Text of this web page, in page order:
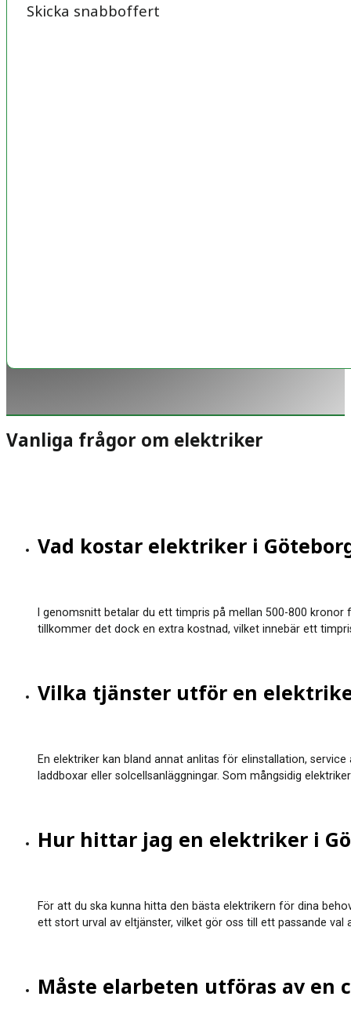
Skicka snabboffert
Vanliga frågor om elektriker
Vad kostar elektriker i
I genomsnitt betalar du ett timpris på mellan 500-800
tillkommer det dock en extra kostnad, vilket innebär ett
Vilka tjänster utför en
En elektriker kan bland annat anlitas för elinstallation,
laddboxar eller solcellsanläggningar. Som mångsidig
Hur hittar jag en elektriker i
För att du ska kunna hitta den bästa elektrikern för dina
ett stort urval av eltjänster, vilket gör oss till ett passande
Måste elarbeten utföras av